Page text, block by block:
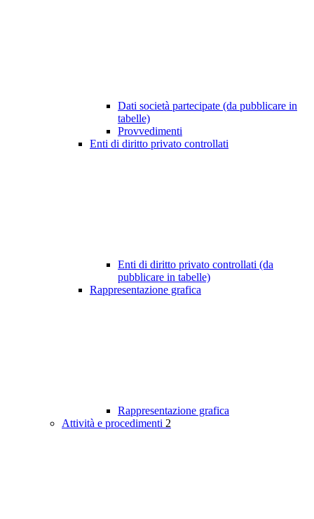
Dati società partecipate (da pubblicare in
tabelle)
Provvedimenti
Enti di diritto privato controllati
Enti di diritto privato controllati (da
pubblicare in tabelle)
Rappresentazione grafica
Rappresentazione grafica
Attività e procedimenti 2